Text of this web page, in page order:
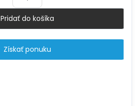
Množstvo
Pridať do košíka
Získať ponuku